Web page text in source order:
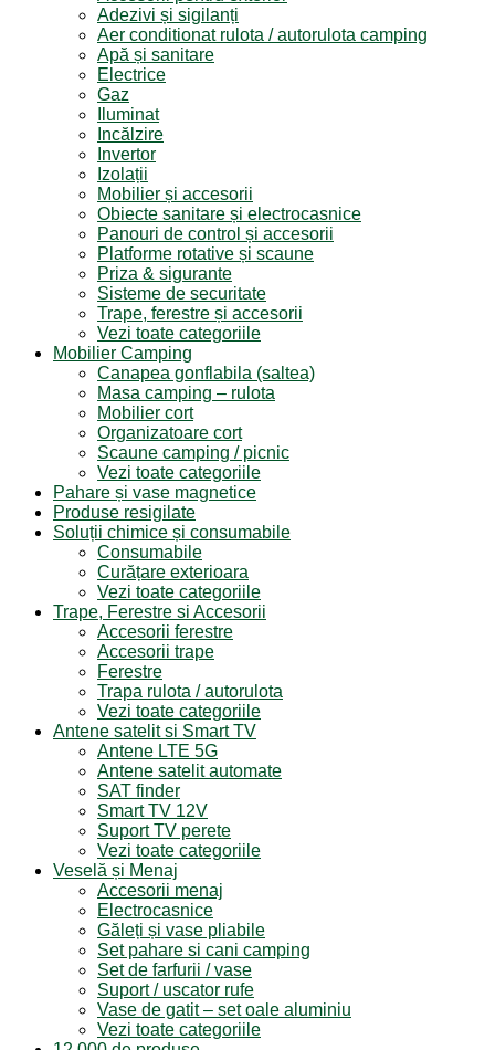
Adezivi și sigilanți
Aer conditionat rulota / autorulota camping
Apă și sanitare
Electrice
Gaz
Iluminat
Incălzire
Invertor
Izolații
Mobilier și accesorii
Obiecte sanitare și electrocasnice
Panouri de control și accesorii
Platforme rotative și scaune
Priza & sigurante
Sisteme de securitate
Trape, ferestre și accesorii
Vezi toate categoriile
Mobilier Camping
Canapea gonflabila (saltea)
Masa camping – rulota
Mobilier cort
Organizatoare cort
Scaune camping / picnic
Vezi toate categoriile
Pahare și vase magnetice
Produse resigilate
Soluții chimice și consumabile
Consumabile
Curățare exterioara
Vezi toate categoriile
Trape, Ferestre si Accesorii
Accesorii ferestre
Accesorii trape
Ferestre
Trapa rulota / autorulota
Vezi toate categoriile
Antene satelit si Smart TV
Antene LTE 5G
Antene satelit automate
SAT finder
Smart TV 12V
Suport TV perete
Vezi toate categoriile
Veselă și Menaj
Accesorii menaj
Electrocasnice
Găleți și vase pliabile
Set pahare si cani camping
Set de farfurii / vase
Suport / uscator rufe
Vase de gatit – set oale aluminiu
Vezi toate categoriile